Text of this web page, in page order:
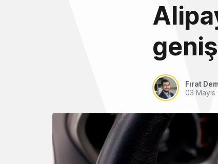
Fırat
03 Mayıs